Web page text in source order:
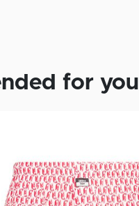
for you